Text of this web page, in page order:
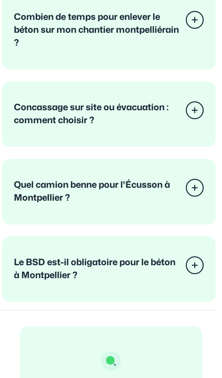
Combien de temps pour enlever le
béton sur mon chantier montpelliérain
?
Concassage sur site ou évacuation :
comment choisir ?
Quel camion benne pour l'Écusson à
Montpellier ?
Le BSD est-il obligatoire pour le béton
à Montpellier ?